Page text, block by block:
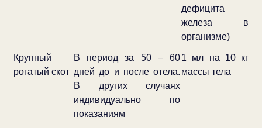
дефицита
железа в
организме)
Крупный
рогатый скот
В период за 50 – 60
дней до и после отела.
В других случаях
индивидуально по
показаниям
1 мл на 10 кг
массы тела